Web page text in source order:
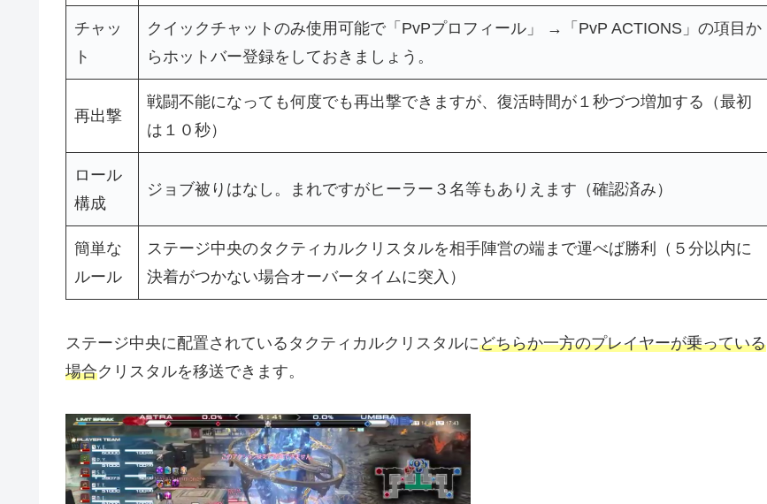
チャッ
ト
クイックチャットのみ使用可能で「PvPプロフィール」 →「PvP ACTIONS」の項目か
らホットバー登録をしておきましょう。
再出撃
戦闘不能になっても何度でも再出撃できますが、復活時間が１秒づつ増加する（最初
は１０秒）
ロール
構成
ジョブ被りはなし。まれですがヒーラー３名等もありえます（確認済み）
簡単な
ルール
ステージ中央のタクティカルクリスタルを相手陣営の端まで運べば勝利（５分以内に
決着がつかない場合オーバータイムに突入）
ステージ中央に配置されているタクティカルクリスタルにどちらか一方のプレイヤーが乗っている
場合クリスタルを移送できます。